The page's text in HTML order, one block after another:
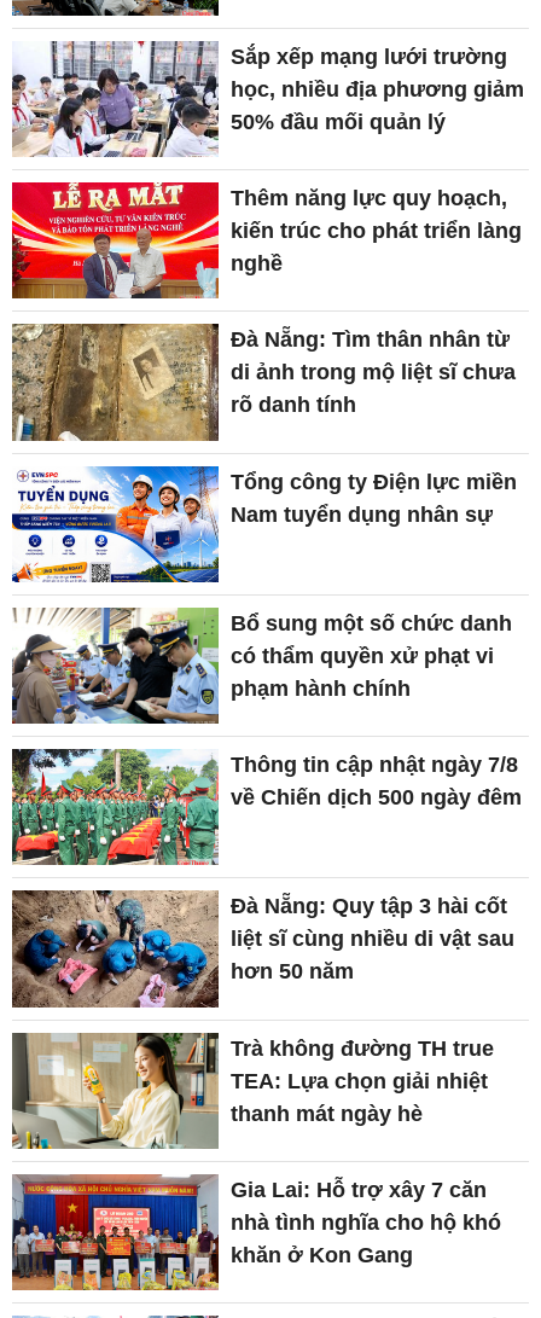
Sắp xếp mạng lưới trường
học, nhiều địa phương giảm
50% đầu mối quản lý
Thêm năng lực quy hoạch,
kiến trúc cho phát triển làng
nghề
Đà Nẵng: Tìm thân nhân từ
di ảnh trong mộ liệt sĩ chưa
rõ danh tính
Tổng công ty Điện lực miền
Nam tuyển dụng nhân sự
Bổ sung một số chức danh
có thẩm quyền xử phạt vi
phạm hành chính
Thông tin cập nhật ngày 7/8
về Chiến dịch 500 ngày đêm
Đà Nẵng: Quy tập 3 hài cốt
liệt sĩ cùng nhiều di vật sau
hơn 50 năm
Trà không đường TH true
TEA: Lựa chọn giải nhiệt
thanh mát ngày hè
Gia Lai: Hỗ trợ xây 7 căn
nhà tình nghĩa cho hộ khó
khăn ở Kon Gang